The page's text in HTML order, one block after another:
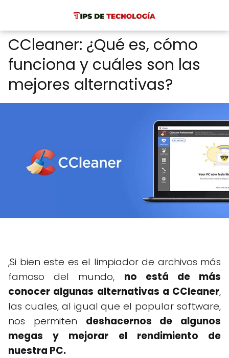
CCleaner: ¿Qué es, cómo
funciona y cuáles son las
mejores alternativas?
,Si bien este es el limpiador de archivos más
famoso del mundo, no está de más
conocer algunas alternativas a CCleaner,
las cuales, al igual que el popular software,
nos permiten deshacernos de algunos
megas y mejorar el rendimiento de
nuestra PC.